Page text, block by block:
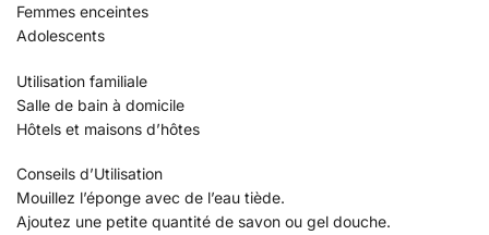
Femmes enceintes
Adolescents
Utilisation familiale
Salle de bain à domicile
Hôtels et maisons d’hôtes
Conseils d’Utilisation
Mouillez l’éponge avec de l’eau tiède.
Ajoutez une petite quantité de savon ou gel douche.